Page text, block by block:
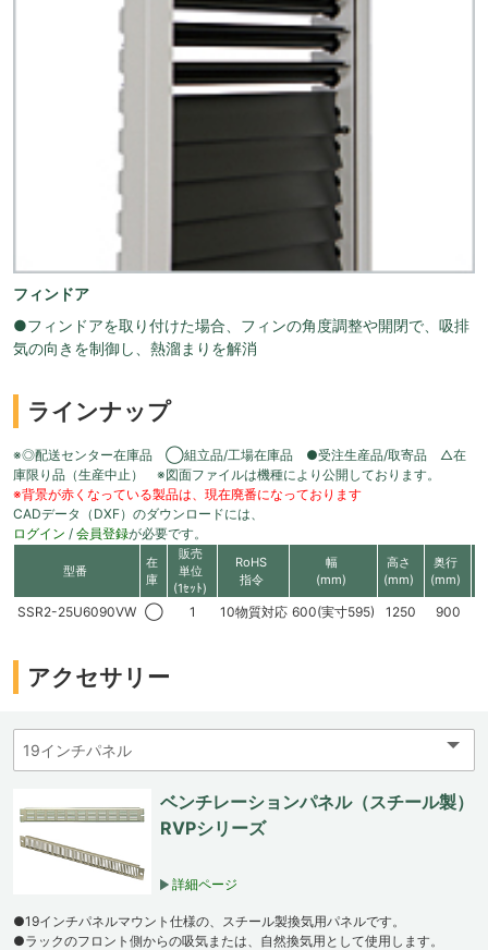
フィンドア
●フィンドアを取り付けた場合、フィンの角度調整や開閉で、吸排
気の向きを制御し、熱溜まりを解消
ラインナップ
※◎配送センター在庫品 ◯組立品/工場在庫品 ●受注生産品/取寄品 △在
庫限り品（生産中止） ※図面ファイルは機種により公開しております。
※背景が赤くなっている製品は、現在廃番になっております
CADデータ（DXF）のダウンロードには、
ログイン / 会員登録が必要です。
型番
在
庫
販売
単位
(1ｾｯﾄ)
RoHS
指令
幅
(mm)
高さ
(mm)
奥行
(mm)
SSR2-25U6090VW ◯ 1 10物質対応 600(実寸595) 1250 900
アクセサリー
ベンチレーションパネル（スチール製）
RVPシリーズ
詳細ページ
●19インチパネルマウント仕様の、スチール製換気用パネルです。
●ラックのフロント側からの吸気または、自然換気用として使用します。